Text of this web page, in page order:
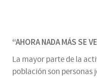
“AHORA NADA MÁS SE
La mayor parte de la
población son personas